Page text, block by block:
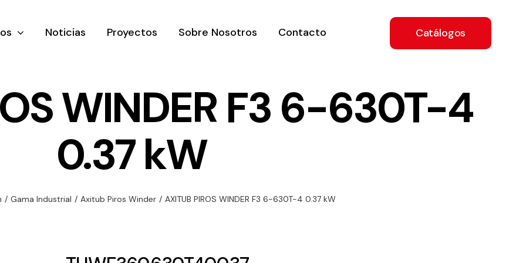
gama
Ventilación
Amplia gama de
equipos de
Variedad de
necesidades.
Noticias Proyectos Sobre Nosotros Contacto Catálogos
WINDER F3 6-630T-4
0.37 kW
/ Gama Industrial / Axitub Piros Winder / AXITUB PIROS WINDER F3 6-630T-4 0.37 kW